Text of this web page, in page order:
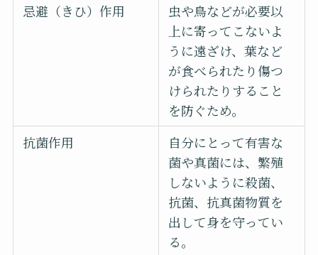
忌避（きひ）作用
虫や鳥などが必要以
上に寄ってこないよ
うに遠ざけ、葉など
が食べられたり傷つ
けられたりすること
を防ぐため。
抗菌作用
自分にとって有害な
菌や真菌には、繁殖
しないように殺菌、
抗菌、抗真菌物質を
出して身を守ってい
る。